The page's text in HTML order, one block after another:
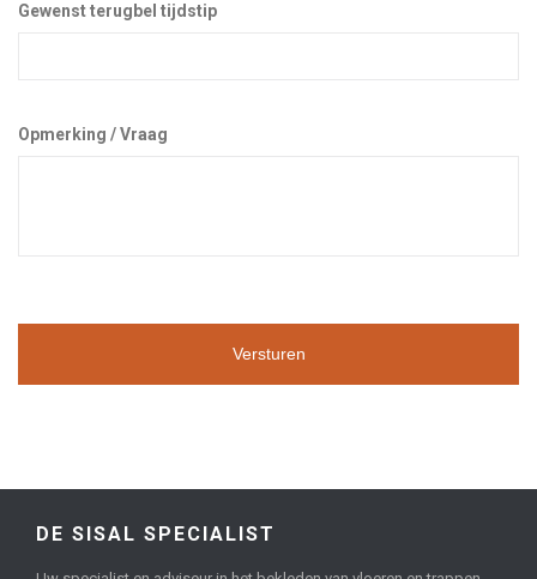
Gewenst terugbel tijdstip
Opmerking / Vraag
DE SISAL SPECIALIST